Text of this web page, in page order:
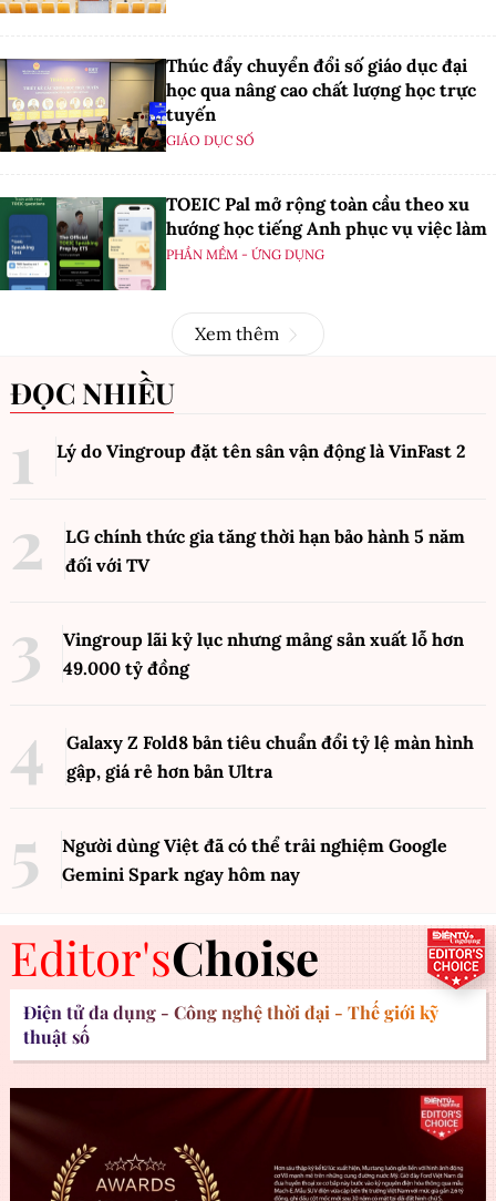
Thúc đẩy chuyển đổi số giáo dục đại
học qua nâng cao chất lượng học trực
tuyến
GIÁO DỤC SỐ
TOEIC Pal mở rộng toàn cầu theo xu
hướng học tiếng Anh phục vụ việc làm
PHẦN MỀM - ỨNG DỤNG
Xem thêm
ĐỌC NHIỀU
Lý do Vingroup đặt tên sân vận động là VinFast 2
LG chính thức gia tăng thời hạn bảo hành 5 năm
đối với TV
Vingroup lãi kỷ lục nhưng mảng sản xuất lỗ hơn
49.000 tỷ đồng
Galaxy Z Fold8 bản tiêu chuẩn đổi tỷ lệ màn hình
gập, giá rẻ hơn bản Ultra
Người dùng Việt đã có thể trải nghiệm Google
Gemini Spark ngay hôm nay
Editor'sChoise
Điện tử đa dụng - Công nghệ thời đại - Thế giới kỹ
thuật số